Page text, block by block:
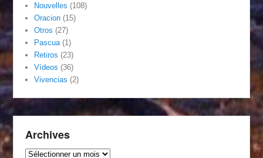
Nouvelles (108)
Oracion (15)
Otros (27)
Pascua (1)
Retiros (23)
Vídeos (36)
Vivencias (2)
Archives
Archives